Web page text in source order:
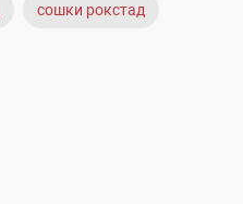
сошки рокстад